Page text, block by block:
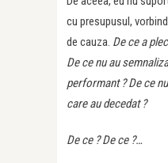
cu presupusul, vorbind
de cauza. De ce a
De ce nu au
performant ? De ce
care au decedat ?
De ce ? De ce ?…